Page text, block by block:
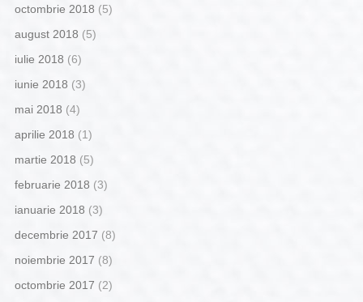
octombrie 2018 (5)
august 2018 (5)
iulie 2018 (6)
iunie 2018 (3)
mai 2018 (4)
aprilie 2018 (1)
martie 2018 (5)
februarie 2018 (3)
ianuarie 2018 (3)
decembrie 2017 (8)
noiembrie 2017 (8)
octombrie 2017 (2)